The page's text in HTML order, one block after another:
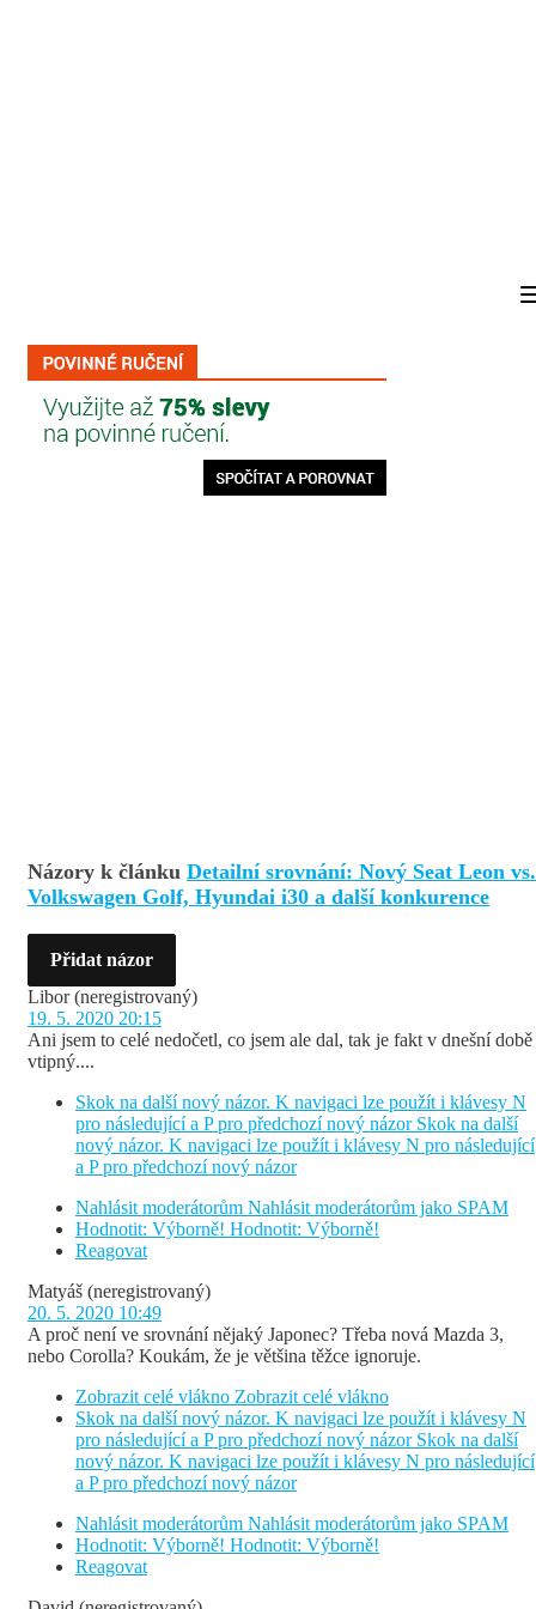
Názory k článku Detailní srovnání: Nový Seat Leon vs.
Volkswagen Golf, Hyundai i30 a další konkurence
Přidat názor
Libor (neregistrovaný)
19. 5. 2020 20:15
Ani jsem to celé nedočetl, co jsem ale dal, tak je fakt v dnešní době
vtipný....
Skok na další nový názor. K navigaci lze použít i klávesy N
pro následující a P pro předchozí nový názor Skok na další
nový názor. K navigaci lze použít i klávesy N pro následující
a P pro předchozí nový názor
Nahlásit moderátorům Nahlásit moderátorům jako SPAM
Hodnotit: Výborně! Hodnotit: Výborně!
Reagovat
Matyáš (neregistrovaný)
20. 5. 2020 10:49
A proč není ve srovnání nějaký Japonec? Třeba nová Mazda 3,
nebo Corolla? Koukám, že je většina těžce ignoruje.
Zobrazit celé vlákno Zobrazit celé vlákno
Skok na další nový názor. K navigaci lze použít i klávesy N
pro následující a P pro předchozí nový názor Skok na další
nový názor. K navigaci lze použít i klávesy N pro následující
a P pro předchozí nový názor
Nahlásit moderátorům Nahlásit moderátorům jako SPAM
Hodnotit: Výborně! Hodnotit: Výborně!
Reagovat